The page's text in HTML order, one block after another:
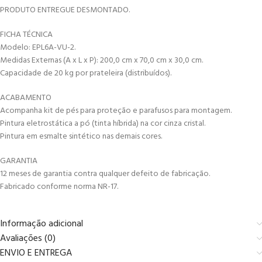
PRODUTO ENTREGUE DESMONTADO.
FICHA TÉCNICA
Modelo: EPL6A-VU-2.
Medidas Externas (A x L x P): 200,0 cm x 70,0 cm x 30,0 cm.
Capacidade de 20 kg por prateleira (distribuídos).
ACABAMENTO
Acompanha kit de pés para proteção e parafusos para montagem.
Pintura eletrostática a pó (tinta híbrida) na cor cinza cristal.
Pintura em esmalte sintético nas demais cores.
GARANTIA
12 meses de garantia contra qualquer defeito de fabricação.
Fabricado conforme norma NR-17.
Informação adicional
Avaliações (0)
ENVIO E ENTREGA